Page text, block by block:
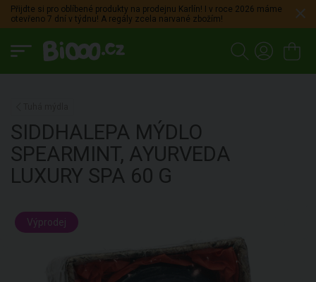
Přijdte si pro oblíbené produkty na prodejnu Karlín! I v roce 2026 máme
otevřeno 7 dní v týdnu! A regály zcela narvané zbožím!
SIDDHALEPA MÝDLO
SPEARMINT, AYURVEDA
LUXURY SPA 60 G
Výprodej